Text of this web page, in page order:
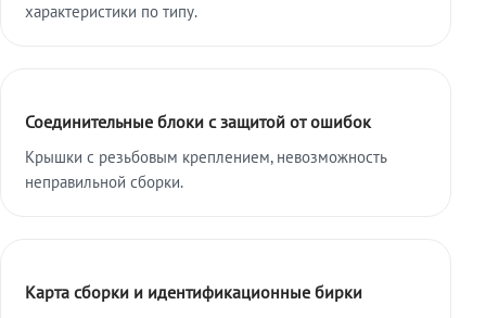
характеристики по типу.
Соединительные блоки с защитой от ошибок
Крышки с резьбовым креплением, невозможность
неправильной сборки.
Карта сборки и идентификационные бирки